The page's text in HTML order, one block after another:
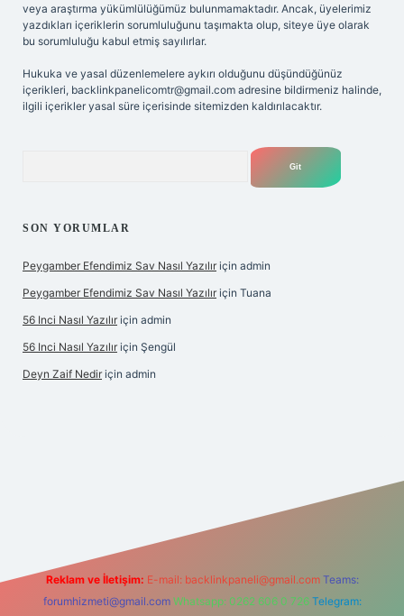
veya araştırma yükümlülüğümüz bulunmamaktadır. Ancak, üyelerimiz
yazdıkları içeriklerin sorumluluğunu taşımakta olup, siteye üye olarak
bu sorumluluğu kabul etmiş sayılırlar.
Hukuka ve yasal düzenlemelere aykırı olduğunu düşündüğünüz
içerikleri, backlinkpanelicomtr@gmail.com adresine bildirmeniz halinde,
ilgili içerikler yasal süre içerisinde sitemizden kaldırılacaktır.
SON YORUMLAR
Peygamber Efendimiz Sav Nasıl Yazılır için admin
Peygamber Efendimiz Sav Nasıl Yazılır için Tuana
56 Inci Nasıl Yazılır için admin
56 Inci Nasıl Yazılır için Şengül
Deyn Zaif Nedir için admin
Reklam ve İletişim: E-mail: backlinkpaneli@gmail.com Teams:
forumhizmeti@gmail.com Whatsapp: 0262 606 0 726 Telegram: